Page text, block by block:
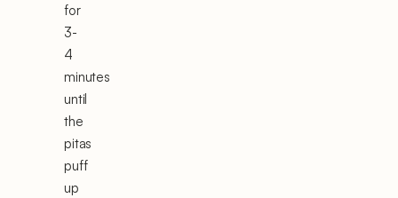
for
3-
4
minutes
until
the
pitas
puff
up